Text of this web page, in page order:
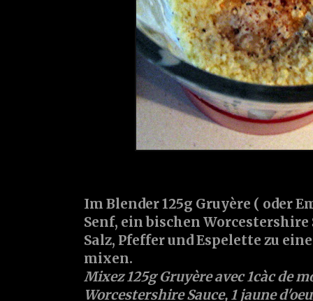
Im Blender 125g Gruyère ( oder
Senf, ein bischen Worcestershire
Salz, Pfeffer und Espelette zu
mixen.
Mixez 125g Gruyère avec 1càc de
Worcestershire Sauce, 1 jaune